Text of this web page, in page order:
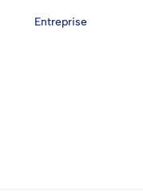
Entreprise